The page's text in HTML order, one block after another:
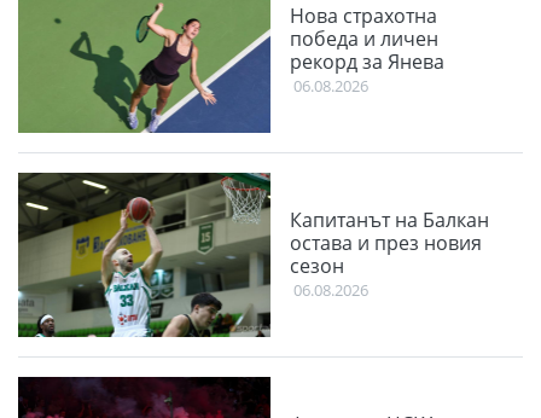
Нова страхотна
победа и личен
рекорд за Янева
06.08.2026
Капитанът на Балкан
остава и през новия
сезон
06.08.2026